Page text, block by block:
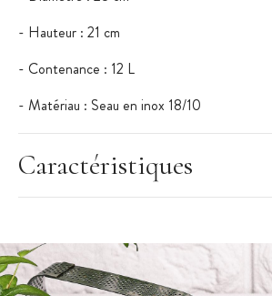
- Hauteur : 21 cm
- Contenance : 12 L
- Matériau : Seau en inox 18/10
Caractéristiques